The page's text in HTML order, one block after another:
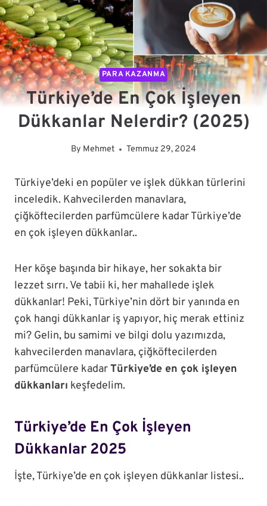
PARA KAZANMA
Türkiye’de En Çok İşleyen
Dükkanlar Nelerdir? (2025)
By Mehmet Temmuz 29, 2024
Türkiye’deki en popüler ve işlek dükkan türlerini
inceledik. Kahvecilerden manavlara,
çiğköftecilerden parfümcülere kadar Türkiye’de
en çok işleyen dükkanlar..
Her köşe başında bir hikaye, her sokakta bir
lezzet sırrı. Ve tabii ki, her mahallede işlek
dükkanlar! Peki, Türkiye’nin dört bir yanında en
çok hangi dükkanlar iş yapıyor, hiç merak ettiniz
mi? Gelin, bu samimi ve bilgi dolu yazımızda,
kahvecilerden manavlara, çiğköftecilerden
parfümcülere kadarTürkiye’de en çok işleyen
dükkanları keşfedelim.
Türkiye’de En Çok İşleyen
Dükkanlar 2025
İşte, Türkiye’de en çok işleyen dükkanlar listesi..